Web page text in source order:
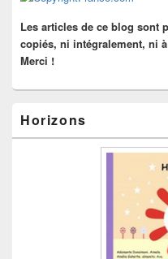
Les articles de ce blog sont
copiés, ni intégralement, ni
Merci !
Horizons